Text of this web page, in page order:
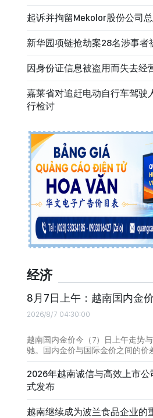
起诉并拘留Mekolor股份公司
新华园项链抢劫案28名涉事者
因身份证信息被盗用而失去经
嘉莱省对追赶电动自行车驾驶
行检讨
经济
8月7日上午：越南国内金
2026/8/7 04:30:00
越南国内金价今（7）日上午走势
驰。国内金价与国际金价之间的价
2026年越南诚信与高效上市公
式发布
越南继续成为波兰食品企业的